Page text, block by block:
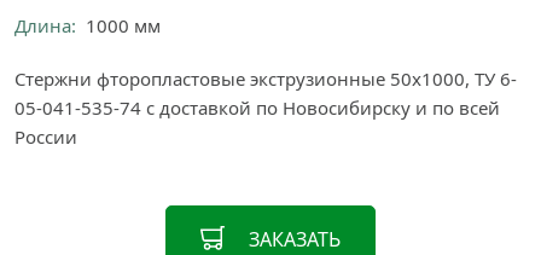
Длина: 1000 мм
Стержни фторопластовые экструзионные 50х1000, ТУ 6-
05-041-535-74 с доставкой по Новосибирску и по всей
России
ЗАКАЗАТЬ